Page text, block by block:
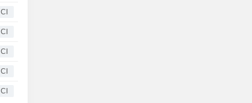
CI
CI
CI
CI
CI